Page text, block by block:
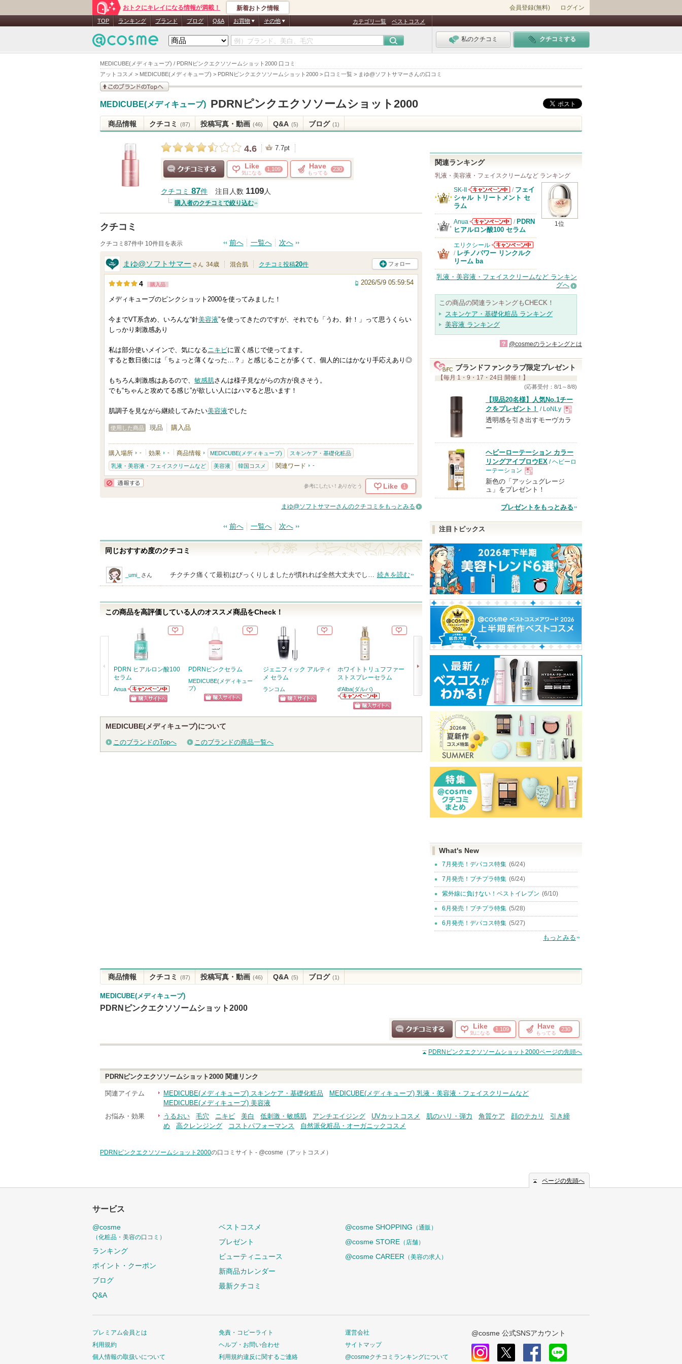
MEDICUBE(メディキューブ) / PDRNピンクエクソソームショット2000 口コミ
アットコスメ > MEDICUBE(メディキューブ) > PDRNピンクエクソソームショット2000 > 口コミ一覧 > まゆ@ソフトサマーさんの口コミ
おトクにキレイになる情報が満載！ 新着おトク情報 会員登録(無料) ログイン
TOP ランキング ブランド ブログ Q&A お買物 その他 カテゴリ一覧 ベストコスメ
私のクチコミ クチコミする
MEDICUBE(メディキューブ) PDRNピンクエクソソームショット2000
商品情報 クチコミ (87) 投稿写真・動画 (46) Q&A (5) ブログ (1)
4.6 7.7pt
Like
気になる
1,109 Have
もってる
230
クチコミ 87件 注目人数 1109人
購入者のクチコミで絞り込む
クチコミ
クチコミ87件中 10件目を表示 前へ 一覧へ 次へ
まゆ@ソフトサマー さん 34歳 混合肌 クチコミ投稿20件 フォロー
4 購入品 2026/5/9 05:59:54
メディキューブのピンクショット2000を使ってみました！
今までVT系含め、いろんな“針美容液”を使ってきたのですが、それでも「うわ、針！」って思うくらい
しっかり刺激感あり
私は部分使いメインで、気になるニキビに置く感じで使ってます。
すると数日後には「ちょっと薄くなった…？」と感じることが多くて、個人的にはかなり手応えあり◎
もちろん刺激感はあるので、 敏感肌さんは様子見ながらの方が良さそう。
でも“ちゃんと攻めてる感じ”が欲しい人にはハマると思います！
肌調子を見ながら継続してみたい美容液でした
使用した商品 現品 購入品
購入場所 - 効果 - 商品情報 MEDICUBE(メディキューブ) スキンケア・基礎化粧品
乳液・美容液・フェイスクリームなど 美容液 韓国コスメ 関連ワード -
参考にしたい！ありがとう Like 1
まゆ@ソフトサマーさんのクチコミをもっとみる
前へ 一覧へ 次へ
同じおすすめ度のクチコミ
_umi_ さん チクチク痛くて最初はびっくりしましたが慣れれば全然大丈夫でし… 続きを読む
この商品を高評価している人のオススメ商品をCheck！
る
へ
PDRN ヒアルロン酸100
セラム
Anua
Anuaからのお知
らせがあります
グサイトへ
PDRNピンクセラム
MEDICUBE(メディキュー
ブ)
ジェニフィック アルティ
メ セラム
ランコム
ホワイトトリュフファー
ストスプレーセラム
d'Alba(ダルバ)
d'Alba(ダルバ)か
らのお知らせが
ありますショッピン
PDRN100ヒアルロン酸
セラムマスク
Anuaからのお知
グサイトへ
5番 白玉グルタチオンC
ふりかけマスク
ナンバーズイン(numbuzin)
グサイトへ
PDRNピンクトナー
MEDICUBE(メディキュー
ブ)
ショッピン
MEDICUBE(メディキューブ)について
このブランドのTopへ このブランドの商品一覧へ
関連ランキング
乳液・美容液・フェイスクリームなど ランキング
1位
SK-II
SK-IIからのお
/ フェイ
シャル トリートメント セ
ラム
Anua
Anuaからのお
知らせがありま
す
/ PDRN
ヒアルロン酸100 セラム
エリクシール
エリクシールか
/ レチノパワー リンクルク
リーム ba
乳液・美容液・フェイスクリームなど ランキン
グへ
この商品の関連ランキングもCHECK！
スキンケア・基礎化粧品 ランキング
美容液 ランキング
? @cosmeのランキングとは
ブランドファンクラブ限定プレゼント
【毎月 1・9・17・24日 開催！】
(応募受付：8/1～8/8)
【現品20名様】人気No.1チー
クをプレゼント！ / LoNLy
現
品
透明感を引き出すモーヴカラ
ー
ヘビーローテーション カラー
リングアイブロウEX / ヘビーロ
ーテーション
現
品
新色の「アッシュグレージ
ュ」をプレゼント！
プレゼントをもっとみる
注目トピックス
What's New
7月発売！デパコス特集 (6/24)
7月発売！プチプラ特集 (6/24)
紫外線に負けない！ベストイレブン (6/10)
6月発売！プチプラ特集 (5/28)
6月発売！デパコス特集 (5/27)
もっとみる
商品情報 クチコミ (87) 投稿写真・動画 (46) Q&A (5) ブログ (1)
MEDICUBE(メディキューブ)
PDRNピンクエクソソームショット2000
クチコミする
Like
気になる
1,109 Have
もってる
230
PDRNピンクエクソソームショット2000ページの先頭へ
PDRNピンクエクソソームショット2000 関連リンク
関連アイテム MEDICUBE(メディキューブ) スキンケア・基礎化粧品
MEDICUBE(メディキューブ) 乳液・美容液・フェイスクリームなど
MEDICUBE(メディキューブ) 美容液
お悩み・効果
うるおい 毛穴 ニキビ 美白 低刺激・敏感肌 アンチエイジング UVカットコスメ 肌のハリ・弾力 角質ケア 顔のテカリ
引き締
め
高クレンジング コストパフォーマンス 自然派化粧品・オーガニックコスメ
PDRNピンクエクソソームショット2000の口コミサイト - @cosme（アットコスメ）
ページの先頭へ
サービス
@cosme
（化粧品・美容の口コミ）
ランキング
ポイント・クーポン
ブログ
Q&A
ベストコスメ
プレゼント
ビューティニュース
新商品カレンダー
最新クチコミ
@cosme SHOPPING （通販）
@cosme STORE （店舗）
@cosme CAREER （美容の求人）
プレミアム会員とは
利用規約
個人情報の取扱いについて
免責・コピーライト
ヘルプ・お問い合わせ
利用規約違反に関するご連絡
運営会社
サイトマップ
@cosmeクチコミランキングについて
@cosme 公式SNSアカウント